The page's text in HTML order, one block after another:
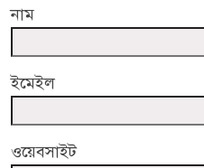
নাম
ইমেইল
ওয়েবসাইট